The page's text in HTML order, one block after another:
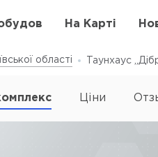
На Карті
області Таунхаус
Ціни